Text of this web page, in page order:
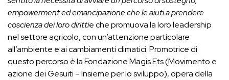
empowerment ed emancipazione che le aiuti a prendere
coscienza dei loro dirittie che promuova la loro leadership
nel settore agricolo, con un’attenzione particolare
all’ambiente e ai cambiamenti climatici. Promotrice di
questo percorso è la Fondazione Magis Ets (Movimento e
azione dei Gesuiti – Insieme per lo sviluppo), opera della